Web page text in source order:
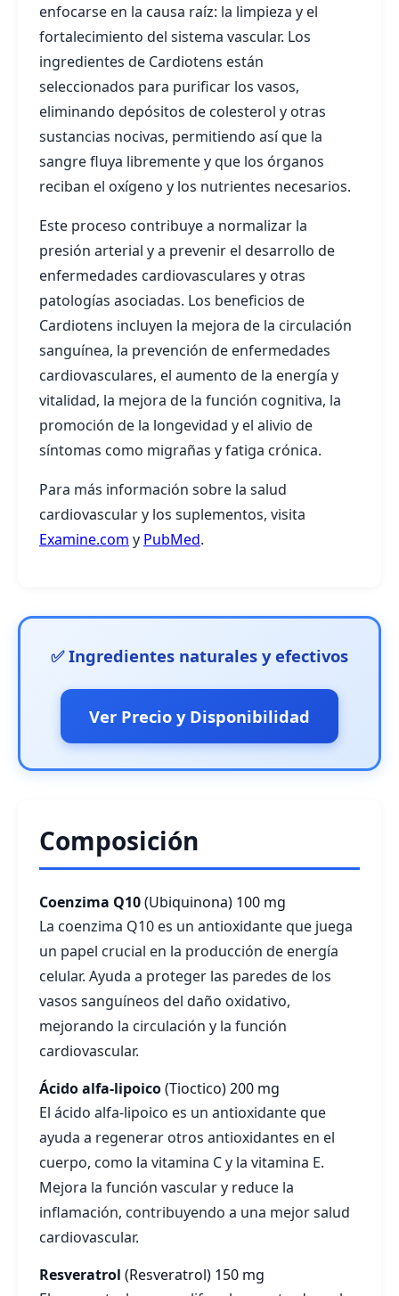
enfocarse en la causa raíz: la limpieza y el
fortalecimiento del sistema vascular. Los
ingredientes de Cardiotens están
seleccionados para purificar los vasos,
eliminando depósitos de colesterol y otras
sustancias nocivas, permitiendo así que la
sangre fluya libremente y que los órganos
reciban el oxígeno y los nutrientes necesarios.
Este proceso contribuye a normalizar la
presión arterial y a prevenir el desarrollo de
enfermedades cardiovasculares y otras
patologías asociadas. Los beneficios de
Cardiotens incluyen la mejora de la circulación
sanguínea, la prevención de enfermedades
cardiovasculares, el aumento de la energía y
vitalidad, la mejora de la función cognitiva, la
promoción de la longevidad y el alivio de
síntomas como migrañas y fatiga crónica.
Para más información sobre la salud
cardiovascular y los suplementos, visita
Examine.com y PubMed.
✅ Ingredientes naturales y efectivos
Ver Precio y Disponibilidad
Composición
Coenzima Q10(Ubiquinona) 100 mg
La coenzima Q10 es un antioxidante que juega
un papel crucial en la producción de energía
celular. Ayuda a proteger las paredes de los
vasos sanguíneos del daño oxidativo,
mejorando la circulación y la función
cardiovascular.
Ácido alfa-lipoico(Tioctico)200 mg
El ácido alfa-lipoico es un antioxidante que
ayuda a regenerar otros antioxidantes en el
cuerpo, como la vitamina C y la vitamina E.
Mejora la función vascular y reduce la
inflamación, contribuyendo a una mejor salud
cardiovascular.
Resveratrol (Resveratrol) 150 mg